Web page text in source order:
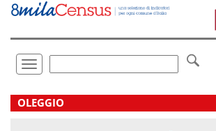
Vai
direttamente
Toggle
navigation
.
OLEGGIO